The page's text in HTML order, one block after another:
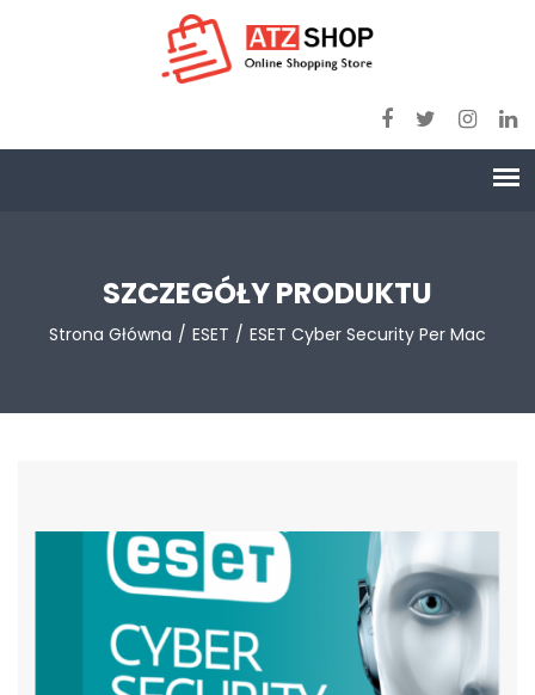
SZCZEGÓŁY PRODUKTU
Strona Główna ESET ESET Cyber Security Per Mac